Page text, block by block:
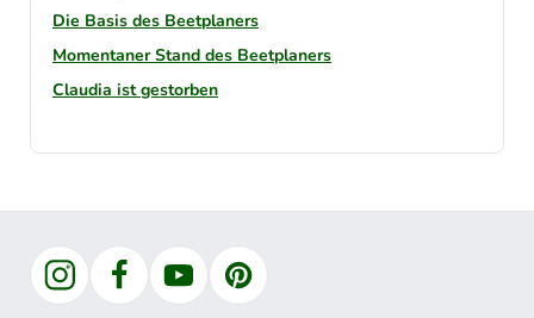
Die Basis des Beetplaners
Momentaner Stand des Beetplaners
Claudia ist gestorben
InstagramFacebookYouTubePinterest